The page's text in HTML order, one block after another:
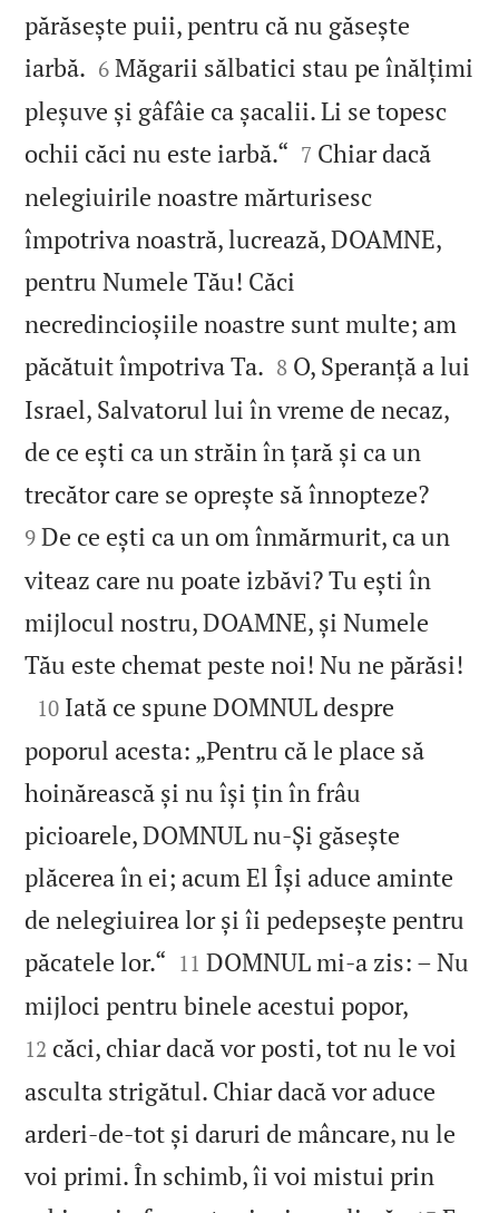
părăsește puii, pentru că nu găsește
iarbă. 

6 Măgarii sălbatici stau pe înălțimi
pleșuve și gâfâie ca șacalii. Li se topesc
ochii căci nu este iarbă.“ 

7 Chiar dacă
nelegiuirile noastre mărturisesc
împotriva noastră, lucrează, DOAMNE,
pentru Numele Tău! Căci
necredincioșiile noastre sunt multe; am
păcătuit împotriva Ta. 

8 O, Speranță a lui
Israel, Salvatorul lui în vreme de necaz,
de ce ești ca un străin în țară și ca un
trecător care se oprește să înnopteze?
9 De ce ești ca un om înmărmurit, ca un
viteaz care nu poate izbăvi? Tu ești în
mijlocul nostru, DOAMNE, și Numele
Tău este chemat peste noi! Nu ne părăsi!

10 Iată ce spune DOMNUL despre
poporul acesta: „Pentru că le place să
hoinărească și nu își țin în frâu
picioarele, DOMNUL nu‑Și găsește
plăcerea în ei; acum El Își aduce aminte
de nelegiuirea lor și îi pedepsește pentru
păcatele lor.“ 

11 DOMNUL mi‑a zis: – Nu
mijloci pentru binele acestui popor,
12 căci, chiar dacă vor posti, tot nu le voi
asculta strigătul. Chiar dacă vor aduce
arderi‑de‑tot și daruri de mâncare, nu le
voi primi. În schimb, îi voi mistui prin